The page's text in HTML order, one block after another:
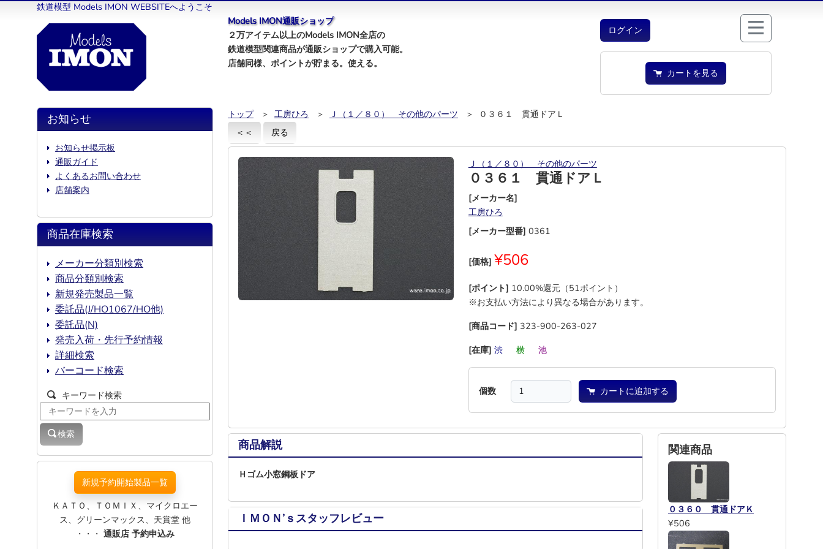
鉄道模型 Models IMON WEBSITEへようこそ
Models IMON通販ショップ
２万アイテム以上のModels IMON全店の
鉄道模型関連商品が通販ショップで購入可能。
店舗同様、ポイントが貯まる。使える。
ログイン
カートを見る
トップ ＞ 工房ひろ ＞ Ｊ（１／８０） その他のパーツ
＞ ０３６１ 貫通ドアＬ
＜＜
戻る
Ｊ（１／８０） その他のパーツ
０３６１ 貫通ドアＬ
[メーカー名]
工房ひろ
[メーカー型番] 0361
[価格] ¥506
[ポイント] 10.00%還元（51ポイント）
※お支払い方法により異なる場合があります。
[商品コード] 323-900-263-027
[在庫] 渋 横 池
個数 カートに追加する
商品解説
Ｈゴム小窓鋼板ドア
ＩＭＯＮ’ｓスタッフレビュー
関連商品
０３６０ 貫通ドアＫ
¥506
お知らせ
お知らせ掲示板
通販ガイド
よくあるお問い合わせ
店舗案内
商品在庫検索
メーカー分類別検索
商品分類別検索
新規発売製品一覧
委託品(J/HO1067/HO他)
委託品(N)
発売入荷・先行予約情報
詳細検索
バーコード検索
キーワード検索
検索
新規予約開始製品一覧
ＫＡＴＯ、ＴＯＭＩＸ、マイクロエー
ス、グリーンマックス、天賞堂 他
・・・ 通販店 予約申込み